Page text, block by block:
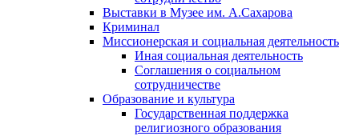
Выставки в Музее им. А.Сахарова
Криминал
Миссионерская и социальная деятельность
Иная социальная деятельность
Соглашения о социальном
сотрудничестве
Образование и культура
Государственная поддержка
религиозного образования